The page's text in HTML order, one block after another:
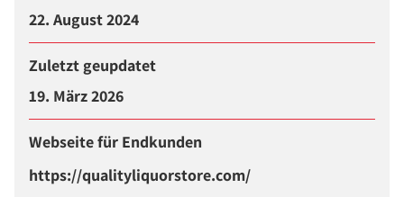
22. August 2024
Zuletzt geupdatet
19. März 2026
Webseite für Endkunden
https://qualityliquorstore.com/